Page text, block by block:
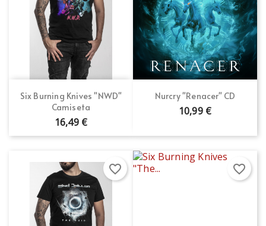
Six Burning Knives "NWD"
Camiseta
16,49 €
Nurcry "Renacer" CD
10,99 €
favorite_border favorite_border